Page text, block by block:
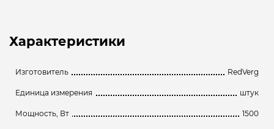
Характеристики
Изготовитель RedVerg
Единица измерения штук
Мощность, Вт 1500